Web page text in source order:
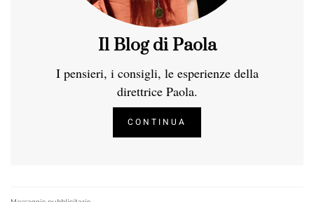
Il Blog di Paola
I pensieri, i consigli, le esperienze della
direttrice Paola.
CONTINUA